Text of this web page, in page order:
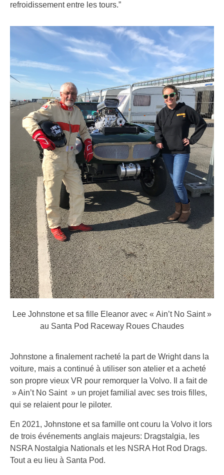
refroidissement entre les tours.”
Lee Johnstone et sa fille Eleanor avec « Ain’t No Saint »
au Santa Pod Raceway Roues Chaudes
Johnstone a finalement racheté la part de Wright dans la
voiture, mais a continué à utiliser son atelier et a acheté
son propre vieux VR pour remorquer la Volvo. Il a fait de
» Ain’t No Saint » un projet familial avec ses trois filles,
qui se relaient pour le piloter.
En 2021, Johnstone et sa famille ont couru la Volvo it lors
de trois événements anglais majeurs: Dragstalgia, les
NSRA Nostalgia Nationals et les NSRA Hot Rod Drags.
Tout a eu lieu à Santa Pod.